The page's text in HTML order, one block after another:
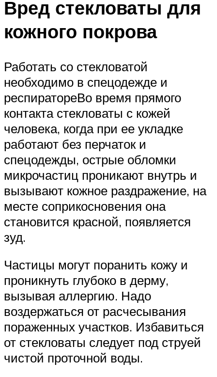
Вред стекловаты для
кожного покрова
Работать со стекловатой
необходимо в спецодежде и
респиратореВо время прямого
контакта стекловаты с кожей
человека, когда при ее укладке
работают без перчаток и
спецодежды, острые обломки
микрочастиц проникают внутрь и
вызывают кожное раздражение, на
месте соприкосновения она
становится красной, появляется
зуд.
Частицы могут поранить кожу и
проникнуть глубоко в дерму,
вызывая аллергию. Надо
воздержаться от расчесывания
пораженных участков. Избавиться
от стекловаты следует под струей
чистой проточной воды.